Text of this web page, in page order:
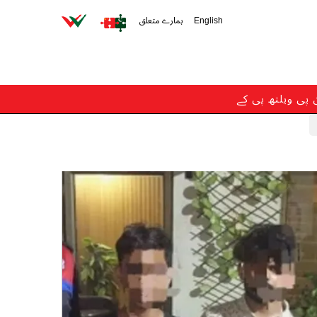
English ہمارے متعلق
پی ویلتھ پی کے